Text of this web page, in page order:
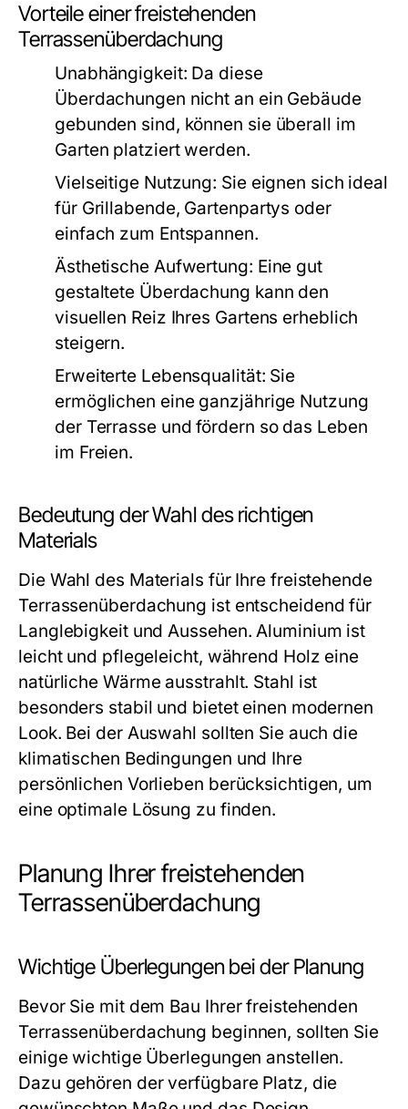
Vorteile einer freistehenden
Terrassenüberdachung
Unabhängigkeit: Da diese
Überdachungen nicht an ein Gebäude
gebunden sind, können sie überall im
Garten platziert werden.
Vielseitige Nutzung: Sie eignen sich ideal
für Grillabende, Gartenpartys oder
einfach zum Entspannen.
Ästhetische Aufwertung: Eine gut
gestaltete Überdachung kann den
visuellen Reiz Ihres Gartens erheblich
steigern.
Erweiterte Lebensqualität: Sie
ermöglichen eine ganzjährige Nutzung
der Terrasse und fördern so das Leben
im Freien.
Bedeutung der Wahl des richtigen
Materials
Die Wahl des Materials für Ihre freistehende
Terrassenüberdachung ist entscheidend für
Langlebigkeit und Aussehen. Aluminium ist
leicht und pflegeleicht, während Holz eine
natürliche Wärme ausstrahlt. Stahl ist
besonders stabil und bietet einen modernen
Look. Bei der Auswahl sollten Sie auch die
klimatischen Bedingungen und Ihre
persönlichen Vorlieben berücksichtigen, um
eine optimale Lösung zu finden.
Planung Ihrer freistehenden
Terrassenüberdachung
Wichtige Überlegungen bei der Planung
Bevor Sie mit dem Bau Ihrer freistehenden
Terrassenüberdachung beginnen, sollten Sie
einige wichtige Überlegungen anstellen.
Dazu gehören der verfügbare Platz, die